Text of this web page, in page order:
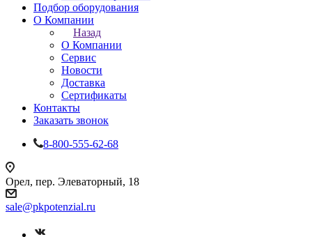
Подбор оборудования
О Компании
Назад
О Компании
Сервис
Новости
Доставка
Сертификаты
Контакты
Заказать звонок
8-800-555-62-68
Орел, пер. Элеваторный, 18
sale@pkpotenzial.ru